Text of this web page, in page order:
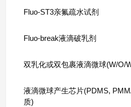
Fluo-ST3亲氟疏水试剂
Fluo-break液滴破乳剂
双乳化或双包裹液滴微球(W/O/
液滴微球产生芯片(PDMS,
质)